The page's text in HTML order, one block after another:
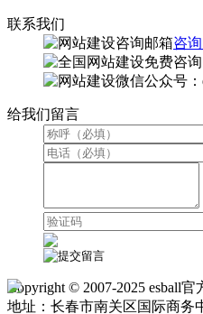
联系我们
咨
微信公众号
给我们留言
Copyright © 2007-2025 esball
地址：长春市南关区国际商务